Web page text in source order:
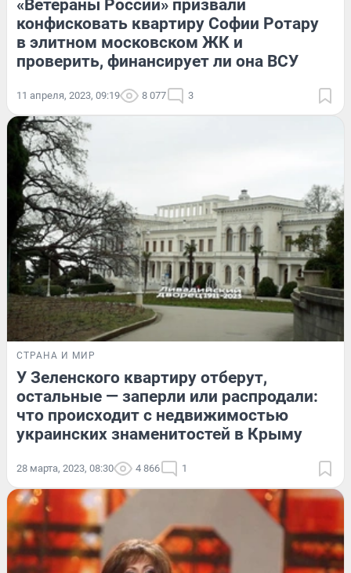
«Ветераны России» призвали
конфисковать квартиру Софии Ротару
в элитном московском ЖК и
проверить, финансирует ли она ВСУ
11 апреля, 2023, 09:19 8 077 3
СТРАНА И МИР
У Зеленского квартиру отберут,
остальные — заперли или распродали:
что происходит с недвижимостью
украинских знаменитостей в Крыму
28 марта, 2023, 08:30 4 866 1